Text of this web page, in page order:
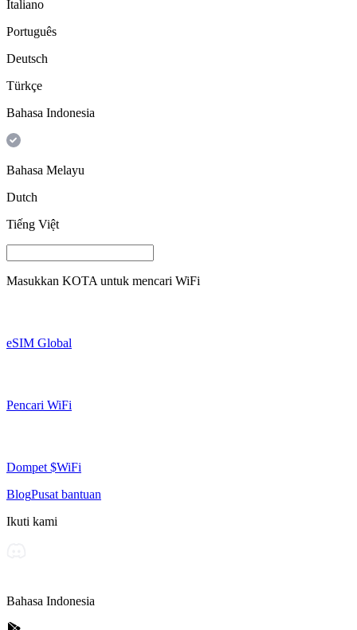
Italiano
Português
Deutsch
Türkçe
Bahasa Indonesia
Bahasa Melayu
Dutch
Tiếng Việt
Masukkan KOTA untuk mencari WiFi
eSIM Global
Pencari WiFi
Dompet $WiFi
BlogPusat bantuan
Ikuti kami
Bahasa Indonesia